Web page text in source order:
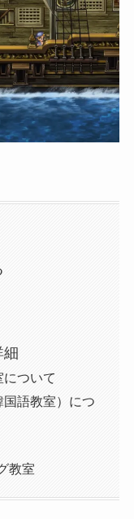
細
ついて
語教室）につ
教室